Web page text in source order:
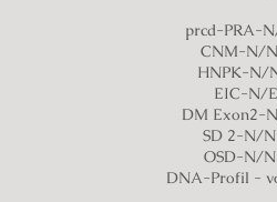
prcd-PRA-
CNM-N/
HNPK-N/
EIC-N/
DM Exon2-
SD 2-N/
OSD-N/
DNA-Profil -